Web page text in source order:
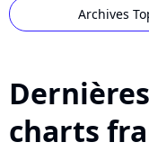
Archives
charts